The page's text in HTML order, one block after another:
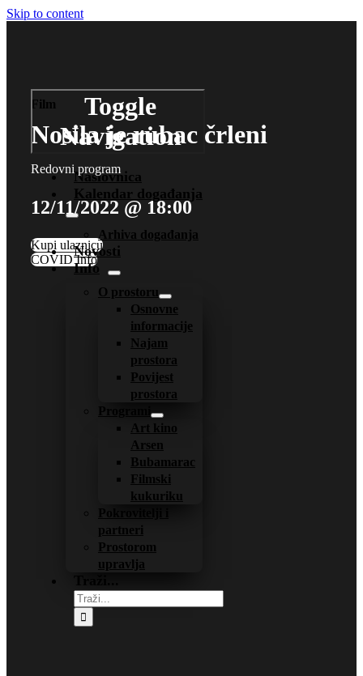
Skip to content
Toggle
Navigation
Naslovnica
Kalendar događanja
Arhiva događanja
Novosti
Info
O prostoru
Osnovne
informacije
Najam
prostora
Povijest
prostora
Programi
Art kino
Arsen
Bubamarac
Filmski
kukuriku
Pokrovitelji i
partneri
Prostorom
upravlja
Film
Nosila je rubac črleni
Redovni program
12/11/2022 @ 18:00
Kupi ulaznicu
COVID Info